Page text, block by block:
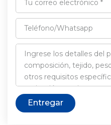
Entregar